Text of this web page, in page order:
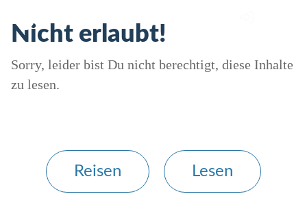
Nicht erlaubt!
Sorry, leider bist Du nicht berechtigt, diese Inhalte
zu lesen.
Reisen Lesen